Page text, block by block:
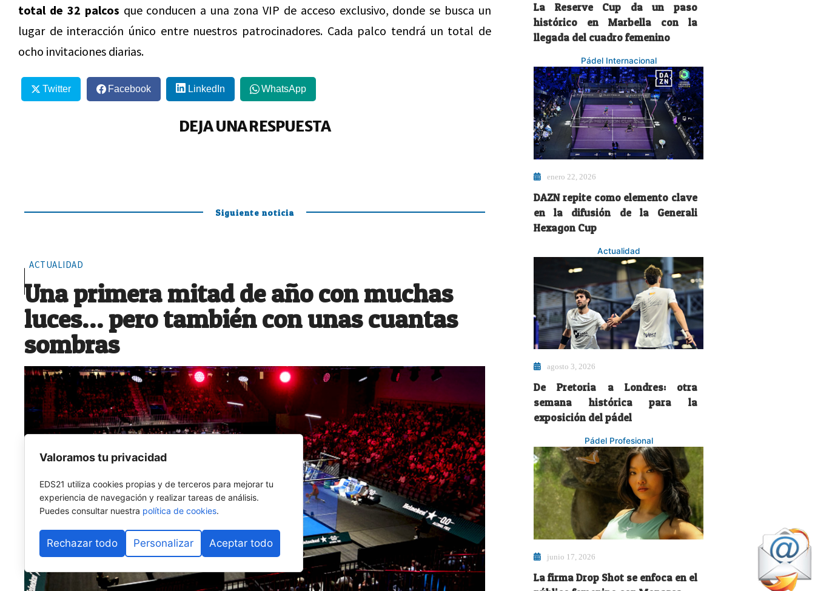
total de 32 palcos que conducen a una zona VIP de acceso exclusivo, donde se busca un
lugar de interacción único entre nuestros patrocinadores. Cada palco tendrá un total de
ocho invitaciones diarias.
Twitter Facebook LinkedIn WhatsApp
DEJA UNA RESPUESTA
Siguiente noticia
ACTUALIDAD
Una primera mitad de año con muchas
luces… pero también con unas cuantas
sombras
La Reserve Cup da un paso
histórico en Marbella con la
llegada del cuadro femenino
Pádel Internacional
enero 22, 2026
DAZN repite como elemento clave
en la difusión de la Generali
Hexagon Cup
Actualidad
agosto 3, 2026
De Pretoria a Londres: otra
semana histórica para la
exposición del pádel
Pádel Profesional
junio 17, 2026
La firma Drop Shot se enfoca en el
Valoramos tu privacidad
EDS21 utiliza cookies propias y de terceros para mejorar tu
experiencia de navegación y realizar tareas de análisis.
Puedes consultar nuestra política de cookies.
Rechazar todo Personalizar Aceptar todo